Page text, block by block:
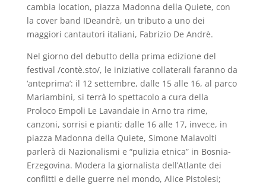
cambia location, piazza Madonna della Quiete, con
la cover band IDeandrè, un tributo a uno dei
maggiori cantautori italiani, Fabrizio De Andrè.
Nel giorno del debutto della prima edizione del
festival /contè.sto/, le iniziative collaterali faranno da
‘anteprima’: il 12 settembre, dalle 15 alle 16, al parco
Mariambini, si terrà lo spettacolo a cura della
Proloco Empoli Le Lavandaie in Arno tra rime,
canzoni, sorrisi e pianti; dalle 16 alle 17, invece, in
piazza Madonna della Quiete, Simone Malavolti
parlerà di Nazionalismi e “pulizia etnica” in Bosnia-
Erzegovina. Modera la giornalista dell’Atlante dei
conflitti e delle guerre nel mondo, Alice Pistolesi;